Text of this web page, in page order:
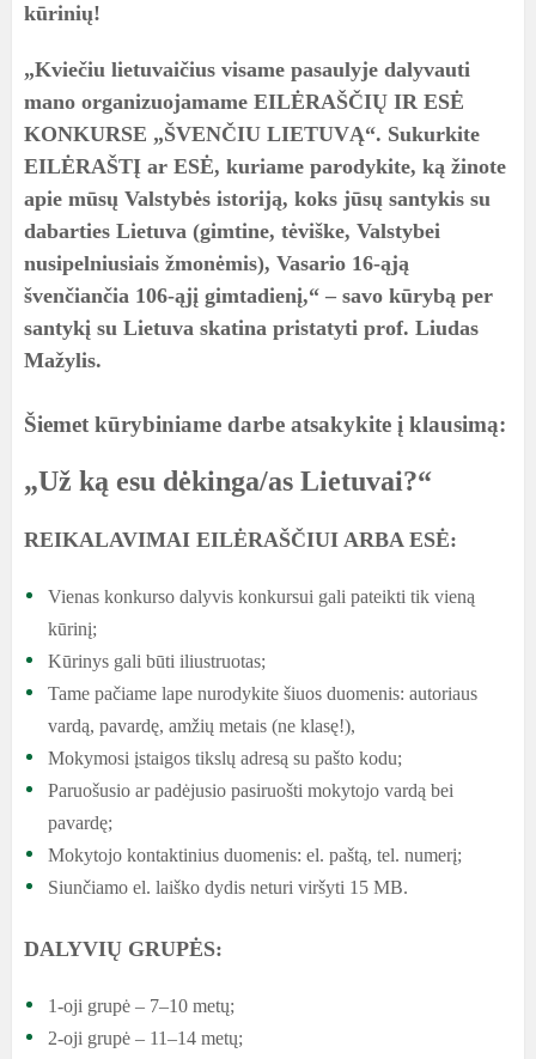
kūrinių!
„Kviečiu lietuvaičius visame pasaulyje dalyvauti
mano organizuojamame EILĖRAŠČIŲ IR ESĖ
KONKURSE „ŠVENČIU LIETUVĄ“. Sukurkite
EILĖRAŠTĮ ar ESĖ, kuriame parodykite, ką žinote
apie mūsų Valstybės istoriją, koks jūsų santykis su
dabarties Lietuva (gimtine, tėviške, Valstybei
nusipelniusiais žmonėmis), Vasario 16-ąją
švenčiančia 106-ąjį gimtadienį,“ – savo kūrybą per
santykį su Lietuva skatina pristatyti prof. Liudas
Mažylis.
Šiemet kūrybiniame darbe atsakykite į klausimą:
„Už ką esu dėkinga/as Lietuvai?“
REIKALAVIMAI EILĖRAŠČIUI ARBA ESĖ:
Vienas konkurso dalyvis konkursui gali pateikti tik vieną
kūrinį;
Kūrinys gali būti iliustruotas;
Tame pačiame lape nurodykite šiuos duomenis: autoriaus
vardą, pavardę, amžių metais (ne klasę!),
Mokymosi įstaigos tikslų adresą su pašto kodu;
Paruošusio ar padėjusio pasiruošti mokytojo vardą bei
pavardę;
Mokytojo kontaktinius duomenis: el. paštą, tel. numerį;
Siunčiamo el. laiško dydis neturi viršyti 15 MB.
DALYVIŲ GRUPĖS:
1-oji grupė – 7–10 metų;
2-oji grupė – 11–14 metų;